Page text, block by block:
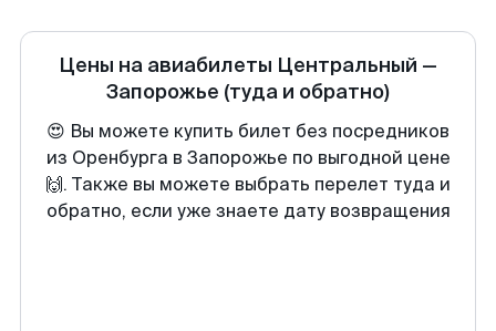
Цены на авиабилеты Центральный —
Запорожье (туда и обратно)
😍 Вы можете купить билет без посредников
из Оренбурга в Запорожье по выгодной цене
🙌. Также вы можете выбрать перелет туда и
обратно, если уже знаете дату возвращения